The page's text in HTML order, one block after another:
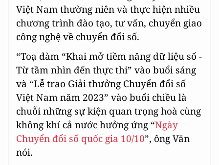
Việt Nam thường niên và thực hiện nhiều
chương trình đào tạo, tư vấn, chuyển giao
công nghệ về chuyển đổi số.
“Toạ đàm “Khai mở tiềm năng dữ liệu số -
Từ tầm nhìn đến thực thi” vào buổi sáng
và “Lễ trao Giải thưởng Chuyển đổi số
Việt Nam năm 2023” vào buổi chiều là
chuỗi những sự kiện quan trọng hoà cùng
không khí cả nước hưởng ứng “Ngày
Chuyển đổi số quốc gia 10/10”, ông Văn
nói.